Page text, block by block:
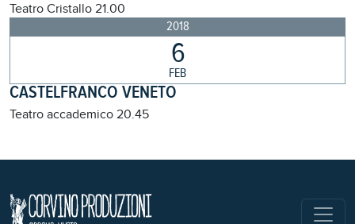
Teatro Cristallo 21.00
2018
6
FEB
CASTELFRANCO VENETO
Teatro accademico 20.45